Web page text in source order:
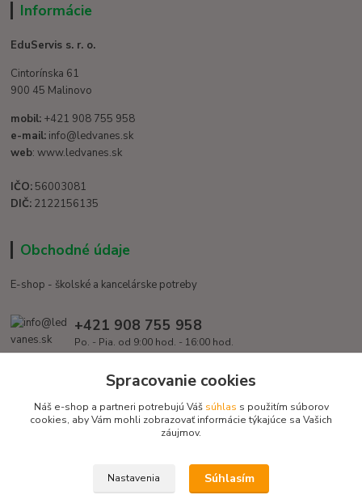
Informácie
EduServis s. r. o.
Cintorínska 61
900 45 Malinovo
mobil: +421 908 755 958
e-mail: info@ledvanes.sk
web: www.ledvanes.sk
IČO: 56003081
DIČ: 2122156135
Obchodné údaje
E-shop - školské a kancelárske potreby
+421 908 755 958
Po. - Pia. od 9:00 hod. - 16:00 hod.
info@ledvanes.sk
Copyright © 2016 EduServis s. r. o. - Všetky práva vyhradené / Design
Spracovanie cookies
Náš e-shop a partneri potrebujú Váš súhlas s použitím súborov
cookies, aby Vám mohli zobrazovať informácie týkajúce sa Vašich
záujmov.
Nastavenia Súhlasím